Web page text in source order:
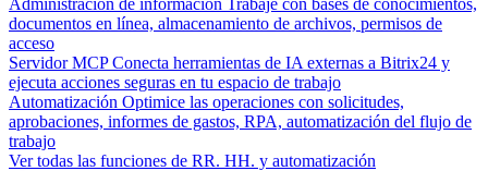
Administración de información Trabaje con bases de conocimientos,
documentos en línea, almacenamiento de archivos, permisos de
acceso
Servidor MCP Conecta herramientas de IA externas a Bitrix24 y
ejecuta acciones seguras en tu espacio de trabajo
Automatización Optimice las operaciones con solicitudes,
aprobaciones, informes de gastos, RPA, automatización del flujo de
trabajo
Ver todas las funciones de RR. HH. y automatización